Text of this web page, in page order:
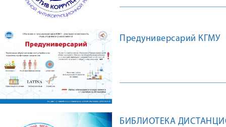
Предуниверсарий КГМУ
БИБЛИОТЕКА